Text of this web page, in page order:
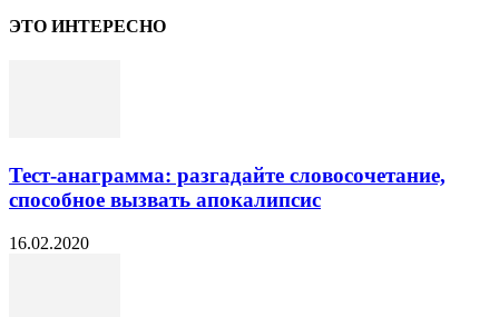
ЭТО ИНТЕРЕСНО
Тест-анаграмма: разгадайте словосочетание,
способное вызвать апокалипсис
16.02.2020